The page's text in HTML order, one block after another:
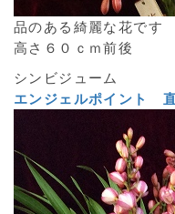
品のある綺麗な花です
高さ６０ｃｍ前後
シンビジューム
エンジェルポイント